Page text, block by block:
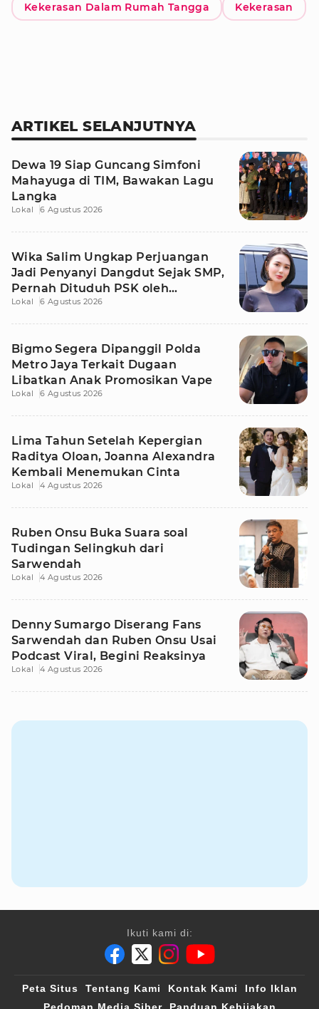
Kekerasan Dalam Rumah Tangga Kekerasan
ARTIKEL SELANJUTNYA
Dewa 19 Siap Guncang Simfoni
Mahayuga di TIM, Bawakan Lagu
Langka
Lokal 6 Agustus 2026
Wika Salim Ungkap Perjuangan
Jadi Penyanyi Dangdut Sejak SMP,
Pernah Dituduh PSK oleh
Tetangga
Lokal 6 Agustus 2026
Bigmo Segera Dipanggil Polda
Metro Jaya Terkait Dugaan
Libatkan Anak Promosikan Vape
Lokal 6 Agustus 2026
Lima Tahun Setelah Kepergian
Raditya Oloan, Joanna Alexandra
Kembali Menemukan Cinta
Lokal 4 Agustus 2026
Ruben Onsu Buka Suara soal
Tudingan Selingkuh dari
Sarwendah
Lokal 4 Agustus 2026
Denny Sumargo Diserang Fans
Sarwendah dan Ruben Onsu Usai
Podcast Viral, Begini Reaksinya
Lokal 4 Agustus 2026
Ikuti kami di:
Peta Situs Tentang Kami Kontak Kami
Info Iklan